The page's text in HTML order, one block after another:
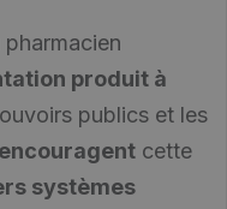
produit à
publics et les
encouragent cette
systèmes